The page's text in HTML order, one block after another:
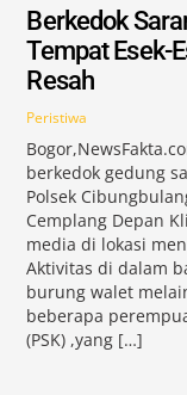
Berkedok
Tempat Esek-
Resah
Peristiwa
berkedok gedung
Polsek
Cemplang Depan
media di lokasi
Aktivitas di dalam
burung walet
beberapa
(PSK) ,yang […]